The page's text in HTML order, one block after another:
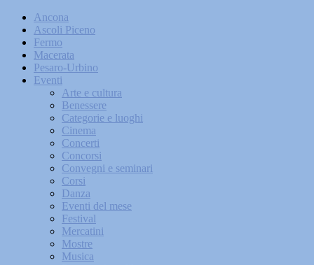
Ancona
Ascoli Piceno
Fermo
Macerata
Pesaro-Urbino
Eventi
Arte e cultura
Benessere
Categorie e luoghi
Cinema
Concerti
Concorsi
Convegni e seminari
Corsi
Danza
Eventi del mese
Festival
Mercatini
Mostre
Musica